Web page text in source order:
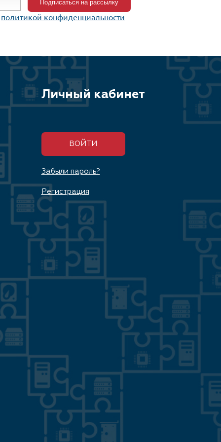
политикой конфиденциальности
Личный кабинет
ВОЙТИ
Забыли пароль?
Регистрация